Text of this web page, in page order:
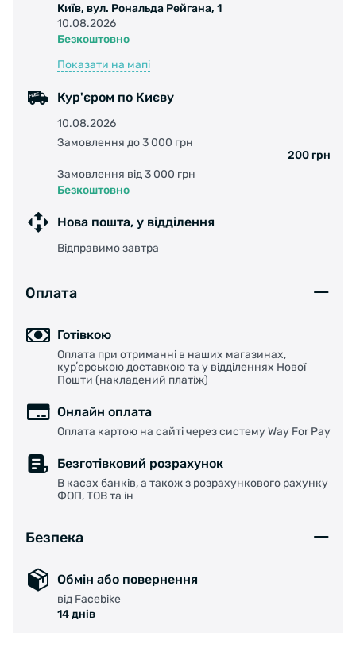
Київ, вул. Рональда Рейгана, 1
10.08.2026
Безкоштовно
Показати на мапі
Кур'єром по Києву
10.08.2026
Замовлення до 3 000 грн
200 грн
Замовлення від 3 000 грн
Безкоштовно
Нова пошта, у відділення
Відправимо завтра
Оплата
Готівкою
Оплата при отриманні в наших магазинах,
курʼєрською доставкою та у відділеннях Нової
Пошти (накладений платіж)
Онлайн оплата
Оплата картою на сайті через систему Way For Pay
Безготівковий розрахунок
В касах банків, а також з розрахункового рахунку
ФОП, ТОВ та ін
Безпека
Обмін або повернення
від Facebike
14 днів